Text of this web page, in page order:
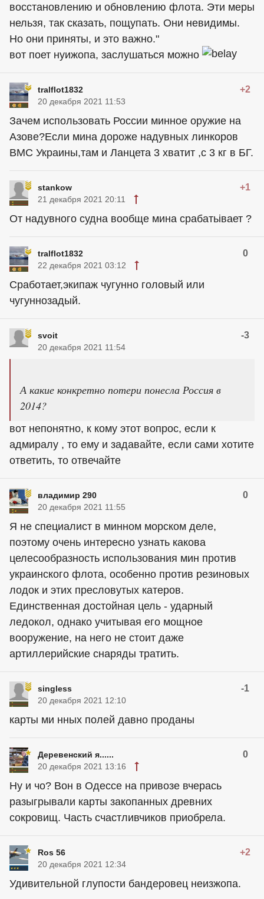
восстановлению и обновлению флота. Эти меры
нельзя, так сказать, пощупать. Они невидимы.
Но они приняты, и это важно."
вот поет нуижопа, заслушаться можно
tralflot1832 +2
20 декабря 2021 11:53
Зачем использовать России минное оружие на
Азове?Если мина дороже надувных линкоров
ВМС Украины,там и Ланцета 3 хватит ,с 3 кг в БГ.
stankow +1
21 декабря 2021 20:11
От надувного судна вообще мина срабатьiвает ?
tralflot1832 0
22 декабря 2021 03:12
Сработает,экипаж чугунно головый или
чугуннозадый.
svoit -3
20 декабря 2021 11:54
А какие конкретно потери понесла Россия в
2014?
вот непонятно, к кому этот вопрос, если к
адмиралу , то ему и задавайте, если сами хотите
ответить, то отвечайте
владимир 290 0
20 декабря 2021 11:55
Я не специалист в минном морском деле,
поэтому очень интересно узнать какова
целесообразность использования мин против
украинского флота, особенно против резиновых
лодок и этих пресловутых катеров.
Единственная достойная цель - ударный
ледокол, однако учитывая его мощное
вооружение, на него не стоит даже
артиллерийские снаряды тратить.
singless -1
20 декабря 2021 12:10
карты ми нных полей давно проданы
Деревенский я...... 0
20 декабря 2021 13:16
Ну и чо? Вон в Одессе на привозе вчерась
разыгрывали карты закопанных древних
сокровищ. Часть счастливчиков приобрела.
Ros 56 +2
20 декабря 2021 12:34
Удивительной глупости бандеровец неизжопа.